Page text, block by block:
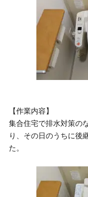
【作業内容】
集合住宅で排水対策の
り、その日のうちに後
た。